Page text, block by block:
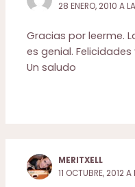
28 ENERO, 2010 A
Gracias por leerme.
es genial.
Un saludo
MERITXELL
11 OCTUBRE, 2012 A